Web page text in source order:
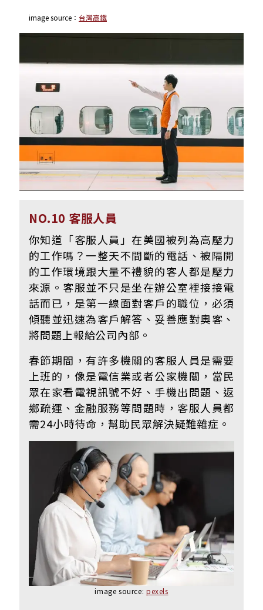
image source： 台灣高鐵
NO.10 客服人員
你知道「客服人員」在美國被列為高壓力
的工作嗎？一整天不間斷的電話、被隔開
的工作環境跟大量不禮貌的客人都是壓力
來源。客服並不只是坐在辦公室裡接接電
話而已，是第一線面對客戶的職位，必須
傾聽並迅速為客戶解答、妥善應對奧客、
將問題上報給公司內部。
春節期間，有許多機關的客服人員是需要
上班的，像是電信業或者公家機關，當民
眾在家看電視訊號不好、手機出問題、返
鄉疏運、金融服務等問題時，客服人員都
需24小時待命，幫助民眾解決疑難雜症。
image source: pexels